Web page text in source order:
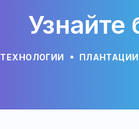
ТЕХНОЛОГИИ ПЛАНТАЦИИ